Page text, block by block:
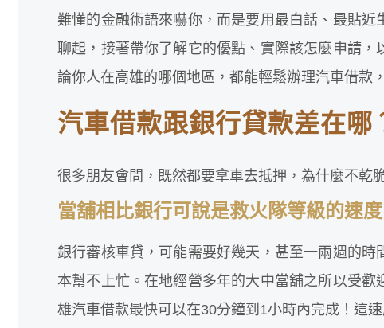
難懂的金融術語來嚇你，而是要用最白話、最貼
聊起，接著帶你了解它的優點、實際該怎麼申請
論你人在高雄的哪個地區，都能輕鬆辦理汽車借款
汽車借款跟銀行貸款差在
很多朋友會問，既然都要拿車去抵押，為什麼不乾
當舖相比銀行可說是救火隊等級的速度
銀行審核車貸，可能需要好幾天，甚至一兩週的
本幫不上忙。在地經營多年的大中當舖之所以受
雄汽車借款最快可以在30分鐘到1小時內完成！這